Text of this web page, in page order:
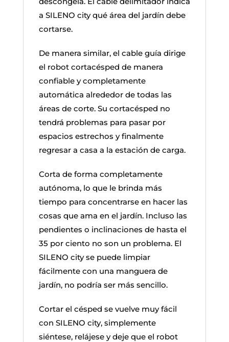
a SILENO city qué área del jardín debe
cortarse.
De manera similar, el cable guía dirige
el robot cortacésped de manera
confiable y completamente
automática alrededor de todas las
áreas de corte. Su cortacésped no
tendrá problemas para pasar por
espacios estrechos y finalmente
regresar a casa a la estación de carga.
Corta de forma completamente
autónoma, lo que le brinda más
tiempo para concentrarse en hacer las
cosas que ama en el jardín. Incluso las
pendientes o inclinaciones de hasta el
35 por ciento no son un problema. El
SILENO city se puede limpiar
fácilmente con una manguera de
jardín, no podría ser más sencillo.
Cortar el césped se vuelve muy fácil
con SILENO city, simplemente
siéntese, relájese y deje que el robot